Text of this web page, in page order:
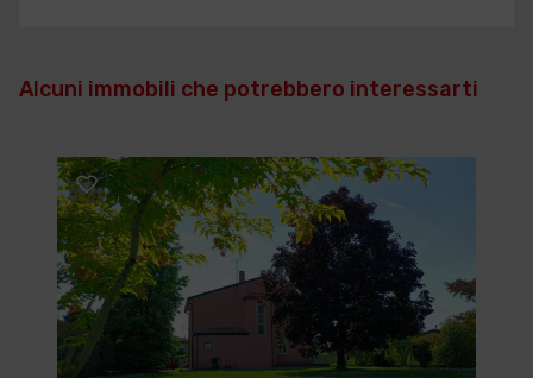
Alcuni immobili che potrebbero interessarti